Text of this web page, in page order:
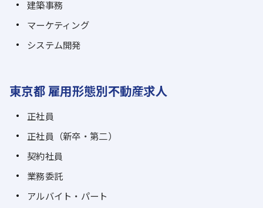
建築事務
マーケティング
システム開発
東京都 雇用形態別不動産求人
正社員
正社員（新卒・第二）
契約社員
業務委託
アルバイト・パート